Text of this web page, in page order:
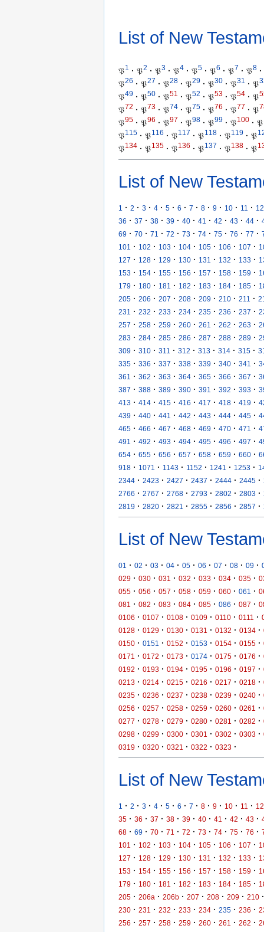
List of New
𝔓1 · 𝔓2 · 𝔓3 · 𝔓4 · 𝔓5 · 𝔓6 · 𝔓7 · 𝔓8 ·
𝔓26 · 𝔓27 · 𝔓28 · 𝔓29 · 𝔓30 · 𝔓31 · 𝔓
𝔓49 · 𝔓50 · 𝔓51 · 𝔓52 · 𝔓53 · 𝔓54 · 𝔓
𝔓72 · 𝔓73 · 𝔓74 · 𝔓75 · 𝔓76 · 𝔓77 · 𝔓
𝔓95 · 𝔓96 · 𝔓97 · 𝔓98 · 𝔓99 · 𝔓100 · 𝔓
𝔓115 · 𝔓116 · 𝔓117 · 𝔓118 · 𝔓119 · 𝔓
𝔓134 · 𝔓135 · 𝔓136 · 𝔓137 · 𝔓138 · 𝔓
List of New
1 · 2 · 3 · 4 · 5 · 6 · 7 · 8 · 9 · 10 · 11 · 12
36 · 37 · 38 · 39 · 40 · 41 · 42 · 43 · 44 ·
69 · 70 · 71 · 72 · 73 · 74 · 75 · 76 · 77 ·
101
· 102 · 103 · 104 · 105 · 106 · 107 ·
127 · 128 · 129 · 130 · 131 · 132 · 133 ·
153 · 154 · 155 · 156 · 157 · 158 · 159 ·
179 · 180 · 181 · 182 · 183 · 184 · 185 ·
205 · 206 · 207 · 208 · 209 · 210 · 211 ·
231
· 232 · 233 · 234 · 235 · 236 · 237 ·
257 · 258 · 259 · 260 · 261 · 262 · 263 ·
283 · 284 · 285 · 286 · 287 · 288 · 289 ·
309 · 310 · 311 · 312 · 313 · 314 · 315 ·
335 · 336 · 337 · 338 · 339 · 340 · 341 ·
361
· 362 · 363 · 364 · 365 · 366 · 367 ·
387 · 388 · 389 · 390 · 391 · 392 · 393 ·
413 · 414 · 415 · 416 · 417 · 418 · 419 ·
439 · 440 · 441 · 442 · 443 · 444 · 445 ·
465 · 466 · 467 · 468 · 469 · 470 · 471 ·
491
· 492 · 493 · 494 · 495 · 496 · 497 ·
654 · 655 · 656 · 657 · 658 · 659 · 660 ·
918 · 1071 · 1143 · 1152 · 1241 · 1253 ·
2344 · 2423 · 2427 · 2437 · 2444 · 2445 ·
2766 · 2767 · 2768 · 2793 · 2802 · 2803 ·
2819 · 2820 · 2821 · 2855 · 2856 · 2857 ·
List of New
01 · 02 · 03 · 04 · 05 · 06 · 07 · 08 · 09 ·
029 · 030 · 031 · 032 · 033 · 034 · 035 ·
055 · 056 · 057 · 058 · 059 · 060 · 061 ·
081
· 082 · 083 · 084 · 085 · 086 · 087 ·
0106 · 0107 · 0108 · 0109 · 0110 · 0111 ·
0128 · 0129 · 0130 · 0131 · 0132 · 0134 ·
0150 · 0151 · 0152 · 0153 · 0154 · 0155 ·
0171
· 0172 · 0173 · 0174 · 0175 · 0176 ·
0192 · 0193 · 0194 · 0195 · 0196 · 0197 ·
0213 · 0214 · 0215 · 0216 · 0217 · 0218 ·
0235 · 0236 · 0237 · 0238 · 0239 · 0240 ·
0256 · 0257 · 0258 · 0259 · 0260 · 0261 ·
0277 · 0278 · 0279 · 0280 · 0281 · 0282 ·
0298 · 0299 · 0300 · 0301 · 0302 · 0303 ·
0319 · 0320 · 0321 · 0322 · 0323 ·
List of New
1 · 2 · 3 · 4 · 5 · 6 · 7 · 8 · 9 · 10 · 11 · 12
35 · 36 · 37 · 38 · 39 · 40 · 41 · 42 · 43 ·
68 · 69 · 70 · 71 · 72 · 73 · 74 · 75 · 76 ·
101
· 102 · 103 · 104 · 105 · 106 · 107 ·
127 · 128 · 129 · 130 · 131 · 132 · 133 ·
153 · 154 · 155 · 156 · 157 · 158 · 159 ·
179 · 180 · 181 · 182 · 183 · 184 · 185 ·
205 · 206a · 206b · 207 · 208 · 209 · 210 ·
230 · 231 · 232 · 233 · 234 · 235 · 236 ·
256 · 257 · 258 · 259 · 260 · 261 · 262 ·